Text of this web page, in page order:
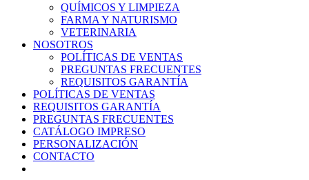
QUÍMICOS Y LIMPIEZA
FARMA Y NATURISMO
VETERINARIA
NOSOTROS
POLÍTICAS DE VENTAS
PREGUNTAS FRECUENTES
REQUISITOS GARANTÍA
POLÍTICAS DE VENTAS
REQUISITOS GARANTÍA
PREGUNTAS FRECUENTES
CATÁLOGO IMPRESO
PERSONALIZACIÓN
CONTACTO